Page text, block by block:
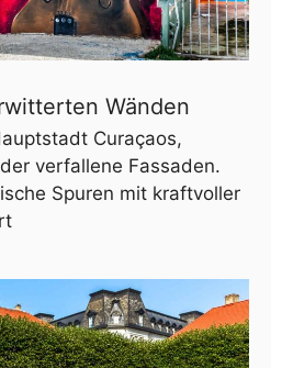
Wänden
Curaçaos,
verfallene Fassaden.
Spuren mit kraftvoller